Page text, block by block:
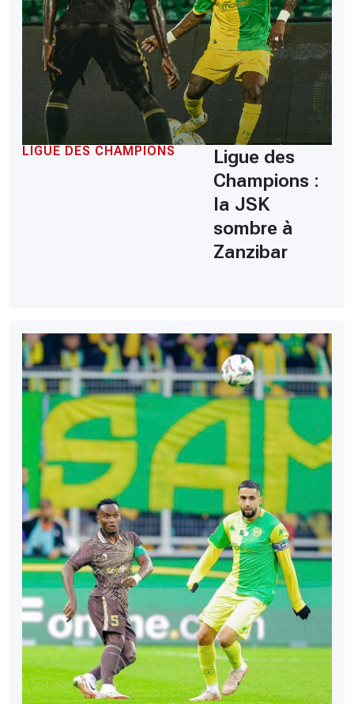
LIGUE DES CHAMPIONS
Ligue des
Champions :
la JSK
sombre à
Zanzibar